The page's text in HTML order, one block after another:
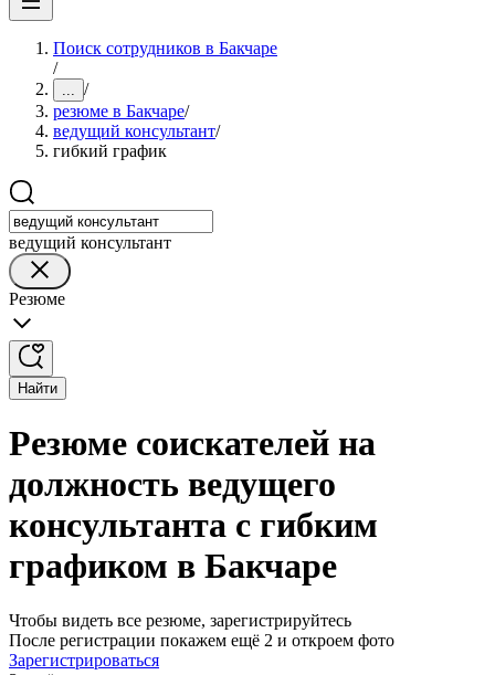
Поиск сотрудников в Бакчаре
/
... /
резюме в Бакчаре/
ведущий консультант/
гибкий график
ведущий консультант
Резюме
Найти
Резюме соискателей на
должность ведущего
консультанта с гибким
графиком в Бакчаре
Чтобы видеть все резюме, зарегистрируйтесь
После регистрации покажем ещё 2 и откроем фото
Зарегистрироваться